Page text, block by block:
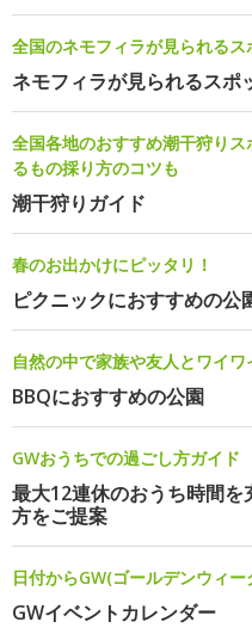
全国のネモフィラが見られる
ネモフィラが見られるスポ
全国各地のおすすめ潮干狩り
るもの採り方のコツも
潮干狩りガイド
春のお出かけにピッタリ！
ピクニックにおすすめの公
自然の中で家族や友人とワイワ
BBQにおすすめの公園
GWおうちでの過ごし方ガイド
最大12連休のおうち時間
方をご提案
日付からGW(ゴールデンウィ
GWイベントカレンダー